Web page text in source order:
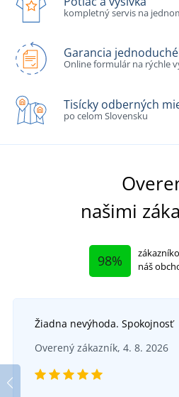
kompletný servis na
Garancia
Online formulár na rýchle
Tisícky odberných
po celom Slovensku
našimi
98%
náš
Žiadna nevýhoda. Spokojnosť
Overený zákazník, 4. 8. 2026